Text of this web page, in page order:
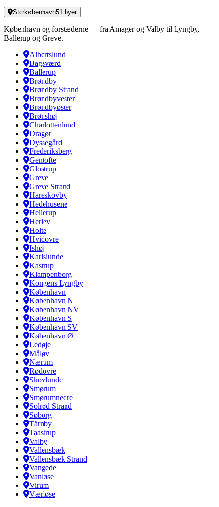
Storkøbenhavn51 byer
København og forstæderne — fra Amager og Valby til Lyngby,
Ballerup og Greve.
Albertslund
Bagsværd
Ballerup
Brøndby
Brøndby Strand
Brøndbyvester
Brøndbyøster
Brønshøj
Charlottenlund
Dragør
Dyssegård
Frederiksberg
Gentofte
Glostrup
Greve
Greve Strand
Hareskovby
Hedehusene
Hellerup
Herlev
Holte
Hvidovre
Ishøj
Karlslunde
Kastrup
Klampenborg
Kongens Lyngby
København
København N
København NV
København S
København SV
København Ø
Ledøje
Måløv
Nærum
Rødovre
Skovlunde
Smørum
Smørumnedre
Solrød Strand
Søborg
Tårnby
Taastrup
Valby
Vallensbæk
Vallensbæk Strand
Vangede
Vanløse
Virum
Værløse